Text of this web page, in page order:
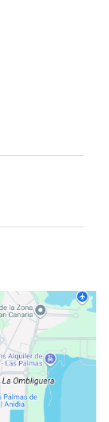
09:00 - 19:00
09:00 - 19:00
09:00 - 19:00
09:00 - 19:00
actualmente
el 15 ago 2026
actualmente